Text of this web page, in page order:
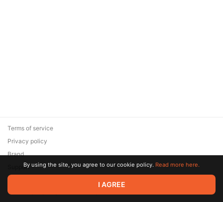
© 2026 Zaya Solutions Limited. All rights reserved. All trademarks
are the property of their respective owners.
Terms of service
Privacy policy
Brand
SupportBy using the site, you agree to our cookie policy. Read more here.
I AGREE